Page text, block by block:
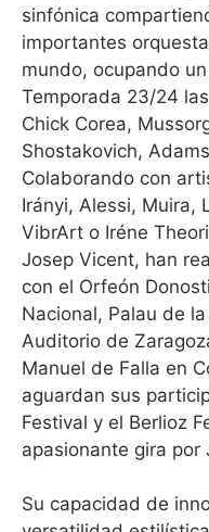
sinfónica
importantes
mundo, ocupando
Temporada 23/24
Chick Corea,
Shostakovich,
Colaborando con
Irányi, Alessi, Muira,
VibrArt o Iréne
Josep Vicent, han
con el Orfeón
Nacional, Palau de
Auditorio de
Manuel de Falla en
aguardan sus
Festival y el Berlioz
apasionante gira por
Su capacidad de